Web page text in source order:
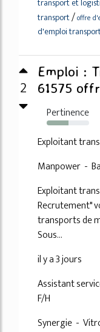
transport/offre
d'emploi
2
Emploi :
61575
Pertinence
51%
Exploitant
Manpower -
Exploitant
Recrutement"
transports de
Sous...
il y a 3 jours
Assistant
F/H
Synergie -